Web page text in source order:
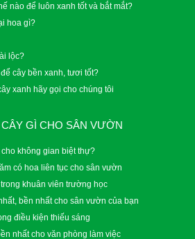
nào để luôn xanh tốt và bắt mắt?
hoa gì?
lộc?
cây bền xanh, tươi tốt?
xanh hãy gọi cho chúng tôi
GÌ CHO SÂN VƯỜN
không gian biệt thự?
có hoa liên tục cho sân vườn
khuân viên trường học
bền nhất cho sân vườn của bạn
điều kiện thiếu sáng
nhất cho văn phòng làm việc